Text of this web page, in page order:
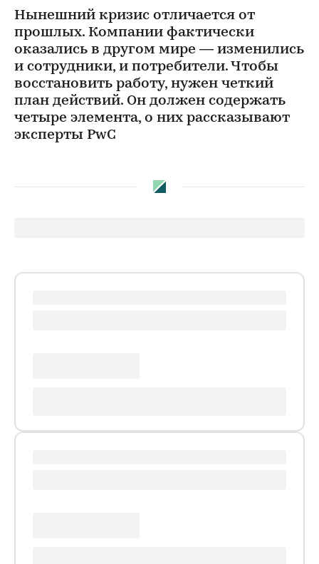
Нынешний кризис отличается от
прошлых. Компании фактически
оказались в другом мире — изменились
и сотрудники, и потребители. Чтобы
восстановить работу, нужен четкий
план действий. Он должен содержать
четыре элемента, о них рассказывают
эксперты PwC